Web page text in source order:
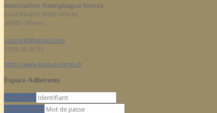
Association Yizongbagua Nimes
9 rue Rivarol 30000 Nîmes
30000 - Nîmes
yizong30@gmail.com
07 69 39 39 53
http://www.bagua-nimes.fr
Espace Adhérents
Identifiant
Mot de passe